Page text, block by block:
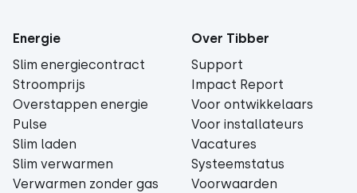
Energie
Slim energiecontract
Stroomprijs
Overstappen energie
Pulse
Slim laden
Slim verwarmen
Verwarmen zonder gas
Over Tibber
Support
Impact Report
Voor ontwikkelaars
Voor installateurs
Vacatures
Systeemstatus
Voorwaarden